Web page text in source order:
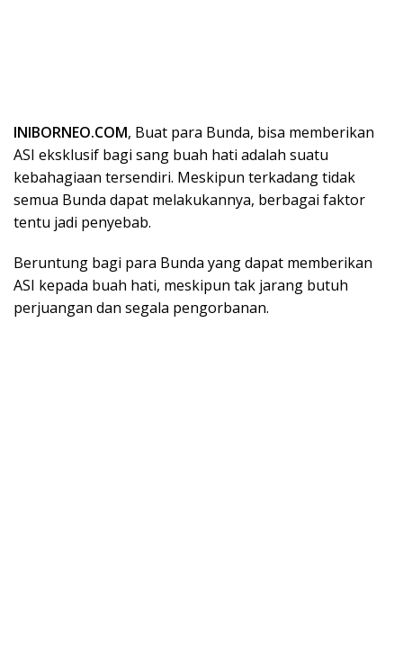
INIBORNEO.COM, Buat para Bunda, bisa memberikan
ASI eksklusif bagi sang buah hati adalah suatu
kebahagiaan tersendiri. Meskipun terkadang tidak
semua Bunda dapat melakukannya, berbagai faktor
tentu jadi penyebab.
Beruntung bagi para Bunda yang dapat memberikan
ASI kepada buah hati, meskipun tak jarang butuh
perjuangan dan segala pengorbanan.